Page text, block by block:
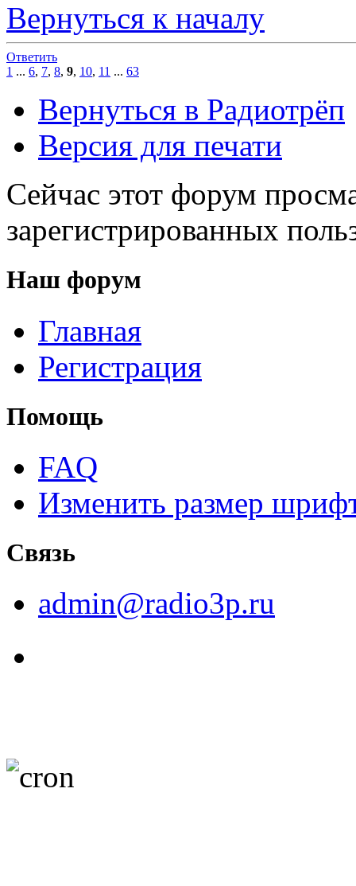
Вернуться к началу
Ответить
1 ... 6, 7, 8, 9, 10, 11 ... 63
Вернуться в Радиотрёп
Версия для печати
Сейчас этот форум
зарегистрированных
Наш форум
Главная
Регистрация
Помощь
FAQ
Изменить размер
Связь
admin@radio3p.ru